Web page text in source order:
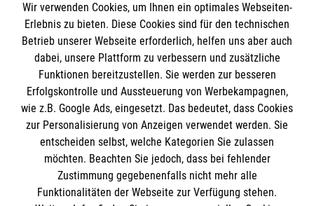
Informationen
Impressum
Datenschutz
Barrierefreiheit
Kontakt
Die Malteser
Malteser in Deutschland
Malteserorden
Spendenkonto
Wir verwenden Cookies, um Ihnen ein optimales Webseiten-
Erlebnis zu bieten. Diese Cookies sind für den technischen
Betrieb unserer Webseite erforderlich, helfen uns aber auch
dabei, unsere Plattform zu verbessern und zusätzliche
Funktionen bereitzustellen. Sie werden zur besseren
Erfolgskontrolle und Aussteuerung von Werbekampagnen,
wie z.B. Google Ads, eingesetzt. Das bedeutet, dass Cookies
zur Personalisierung von Anzeigen verwendet werden. Sie
entscheiden selbst, welche Kategorien Sie zulassen
möchten. Beachten Sie jedoch, dass bei fehlender
Zustimmung gegebenenfalls nicht mehr alle
Funktionalitäten der Webseite zur Verfügung stehen.